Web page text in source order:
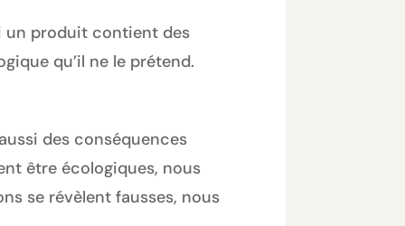
un produit contient des
qu’il ne le prétend.
des conséquences
être écologiques, nous
se révèlent fausses, nous